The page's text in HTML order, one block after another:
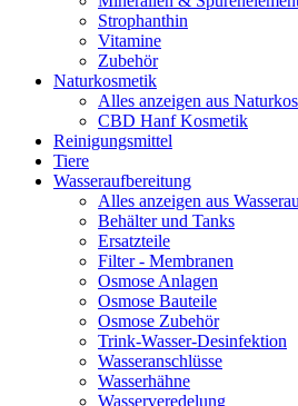
Strophanthin
Vitamine
Zubehör
Naturkosmetik
Alles anzeigen aus
CBD Hanf Kosmetik
Reinigungsmittel
Tiere
Wasseraufbereitung
Alles anzeigen aus
Behälter und Tanks
Ersatzteile
Filter - Membranen
Osmose Anlagen
Osmose Bauteile
Osmose Zubehör
Trink-Wasser-Desinfektion
Wasseranschlüsse
Wasserhähne
Wasserveredelung